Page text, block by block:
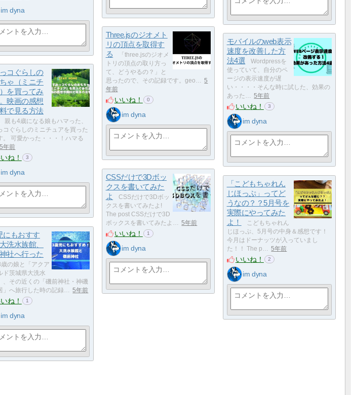
im dyna
Three.jsのジオメト
リの頂点を取得す
る
「three.jsのジオメ
トリの頂点の取り方っ
て、どうやるの？」と
思ったので、その記録です。geo… 5
年前
いいね！ 0
im dyna
モバイルのweb表示
速度を改善した方
法4選
Wordpressを
使っていて、自分のペ
ージの表示速度が遅
い・・・・そんな時に試した、効果の
あった… 5年前
いいね！ 3
im dyna
コぐらしの
ゃ（ミニチ
を買ってみ
映画の感想
で見る方法
親も4歳になる娘もハマった、
コぐらしのミニチュアを買った
。 可愛かった・・・！ハマる
5年前
ね！ 3
im dyna
CSSだけで3Dボッ
クスを書いてみた
よ
CSSだけで3Dボッ
クスを書いてみたよ!
The post CSSだけで3D
ボックスを書いてみたよ… 5年前
いいね！ 1
im dyna
「こどもちゃれん
じほっぷ」ってど
うなの？？5月号を
実際にやってみた
よ！
こどもちゃれん
じほっぷ、5月号の中身＆感想です！
今月はドーナッツが入っていまし
た！！ The p… 5年前
いいね！ 2
im dyna
にもおすす
洗水族館、
社へ行った
歳の娘と「アクア
ド茨城県大洗水
、その近くの「磯前神社・神磯
」へ旅行した時の記録… 5年前
ね！ 1
im dyna